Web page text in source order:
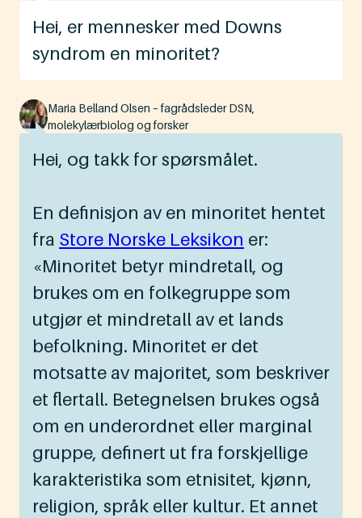
Hei, er mennesker med Downs
syndrom en minoritet?
Hei, og takk for spørsmålet.
En definisjon av en minoritet hentet
fra Store Norske Leksikon er:
«Minoritet betyr mindretall, og
brukes om en folkegruppe som
utgjør et mindretall av et lands
befolkning. Minoritet er det
motsatte av majoritet, som beskriver
et flertall. Betegnelsen brukes også
om en underordnet eller marginal
gruppe, definert ut fra forskjellige
karakteristika som etnisitet, kjønn,
religion, språk eller kultur. Et annet
Maria Belland Olsen – fagrådsleder DSN,
molekylærbiolog og forsker